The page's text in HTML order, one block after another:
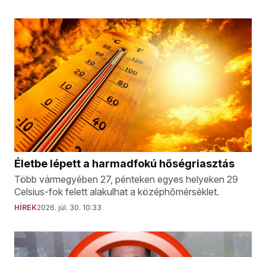
Életbe lépett a harmadfokú hőségriasztás
Több vármegyében 27, pénteken egyes helyeken 29
Celsius-fok felett alakulhat a középhőmérséklet.
HÍREK2026. júl. 30. 10:33